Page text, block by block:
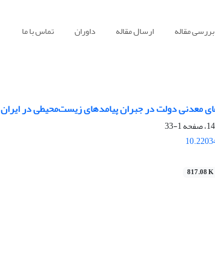
مقاله ارسال مقاله داوران تماس با ما
معدنی دولت در جبران پیامدهای زیست‌محیطی در ایران
1-33
817.08 K